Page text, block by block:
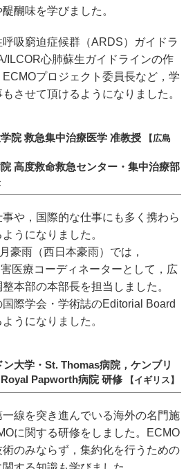
醐味を学びました。
呼吸窮迫症候群（ARDS）ガイドラ
ILCOR心肺蘇生ガイドラインの作
ECMOプロジェクト委員長など，学
させて頂けるようになりました。
院 救急集中治療医学 准教授
【広島
高度救命救急センター・集中治療部
や，国際的な仕事にも多く携わら
うになりました。
豪雨（西日本豪雨）では，
医療コーディネーターとして，広
本部の本部長を担当しました。
国際学会・学術誌のEditorial Board
うになりました。
ン大学・St. Thomas病院，ケンブリ
Papworth病院 研修
【イギリス】
一線を突き進んでいる海外の名門施
に関する研修をしました。ECMO
のみならず，集約化を行うための